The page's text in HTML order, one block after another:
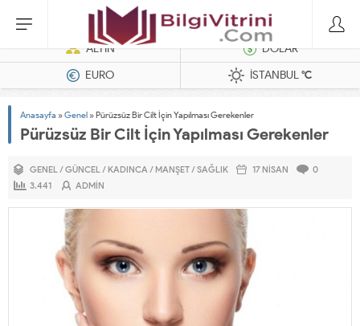
Dizel Jeneratörler
ALTIN
DOLAR
EURO
İSTANBUL°C
Anasayfa »Genel »Pürüzsüz Bir Cilt İçin Yapılması Gerekenler
Pürüzsüz Bir Cilt İçin Yapılması Gerekenler
GENEL/GÜNCEL/ KADINCA/ MANŞET/SAĞLIK 17 NISAN
0
3.441
ADMIN